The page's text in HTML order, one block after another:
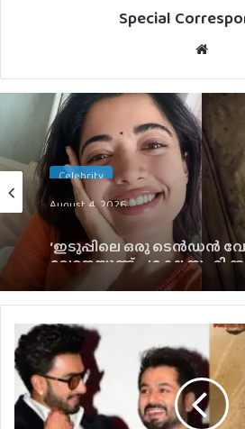
Special
Celebrity
August 4, 2026
‘ഇടുപ്പിലെ ഒരു ടെൻഡൻ
വേദനയുണ്ട് പക്ഷേ
അത്രയ്ക്ക് ഇല്ല’; രശ്‌മിക